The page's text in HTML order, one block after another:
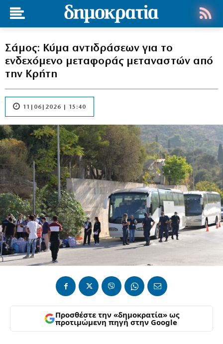
Σάμος: Κύμα αντιδράσεων για το
ενδεχόμενο μεταφοράς μεταναστών από
την Κρήτη
11|06|2026 | 15:40
Προσθέστε την «δημοκρατία» ως
προτιμώμενη πηγή στην Google